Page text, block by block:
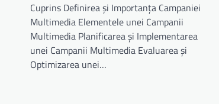
Cuprins Definirea și Importanța Campaniei
Multimedia Elementele unei Campanii
Multimedia Planificarea și Implementarea
unei Campanii Multimedia Evaluarea și
Optimizarea unei…